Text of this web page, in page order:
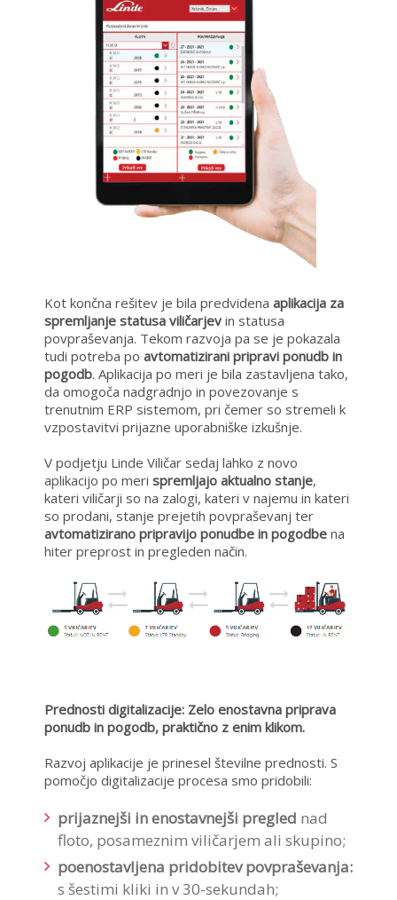
Kot končna rešitev je bila predvidena aplikacija za
spremljanje statusa viličarjev in statusa
povpraševanja. Tekom razvoja pa se je pokazala
tudi potreba po avtomatizirani pripravi ponudb in
pogodb. Aplikacija po meri je bila zastavljena tako,
da omogoča nadgradnjo in povezovanje s
trenutnim ERP sistemom, pri čemer so stremeli k
vzpostavitvi prijazne uporabniške izkušnje.
V podjetju Linde Viličar sedaj lahko z novo
aplikacijo po meri spremljajo aktualno stanje,
kateri viličarji so na zalogi, kateri v najemu in kateri
so prodani, stanje prejetih povpraševanj ter
avtomatizirano pripravijo ponudbe in pogodbe na
hiter preprost in pregleden način.
Prednosti digitalizacije: Zelo enostavna priprava
ponudb in pogodb, praktično z enim klikom.
Razvoj aplikacije je prinesel številne prednosti. S
pomočjo digitalizacije procesa smo pridobili:
prijaznejši in enostavnejši pregled nad
floto, posameznim viličarjem ali skupino;
poenostavljena pridobitev povpraševanja:
s šestimi kliki in v 30-sekundah;